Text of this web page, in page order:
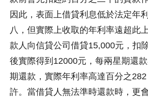
因此，表面上借貸利息低於法定年
八，但實際上收取的年利率遠超此
款人向信貸公司借貸15,000元，扣
後實際得到12000元，每兩星期還
期還款，實際年利率高達百分之
許。當借貸人無法準時還款時，更